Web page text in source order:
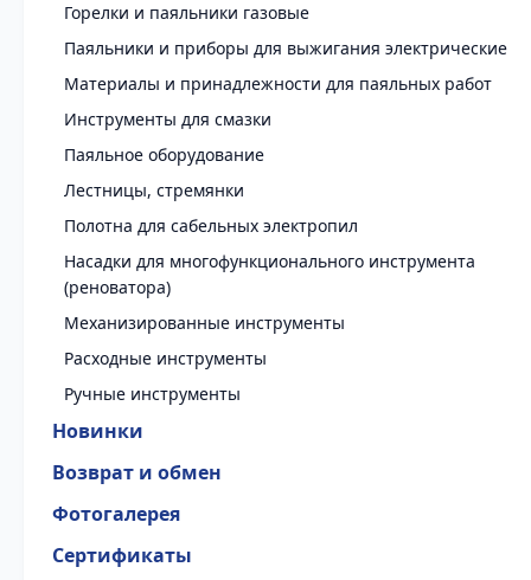
Горелки и паяльники газовые
Паяльники и приборы для выжигания электрические
Материалы и принадлежности для паяльных работ
Инструменты для смазки
Паяльное оборудование
Лестницы, стремянки
Полотна для сабельных электропил
Насадки для многофункционального инструмента
(реноватора)
Механизированные инструменты
Расходные инструменты
Ручные инструменты
Новинки
Возврат и обмен
Фотогалерея
Сертификаты